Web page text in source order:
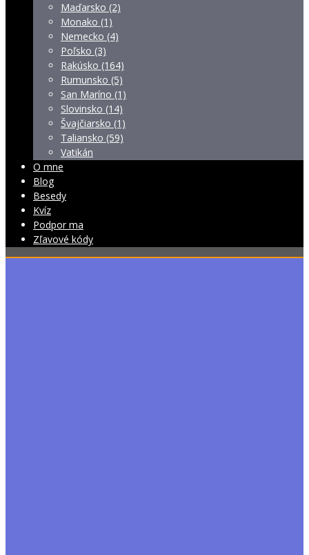
Maďarsko (2)
Monako (1)
Nemecko (4)
Poľsko (3)
Rakúsko (164)
Rumunsko (5)
San Maríno (1)
Slovinsko (14)
Švajčiarsko (1)
Taliansko (59)
Vatikán
O mne
Blog
Besedy
Kvíz
Podpor ma
Zľavové kódy